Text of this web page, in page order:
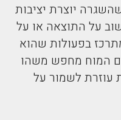
יוצרת יציבות
על התוצאה או על
בפעולות שהוא
המוח מחפש משהו
עוזרת לשמור על